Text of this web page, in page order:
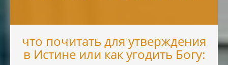
что почитать для утверждения
в Истине или как угодить Богу: